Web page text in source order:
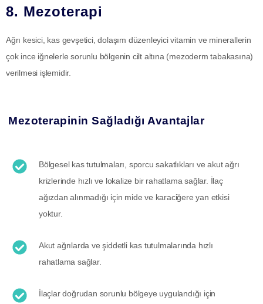
8. Mezoterapi
Ağrı kesici, kas gevşetici, dolaşım düzenleyici vitamin ve minerallerin
çok ince iğnelerle sorunlu bölgenin cilt altına (mezoderm tabakasına)
verilmesi işlemidir.
Mezoterapinin Sağladığı Avantajlar
Bölgesel kas tutulmaları, sporcu sakatlıkları ve akut ağrı
krizlerinde hızlı ve lokalize bir rahatlama sağlar. İlaç
ağızdan alınmadığı için mide ve karaciğere yan etkisi
yoktur.
Akut ağrılarda ve şiddetli kas tutulmalarında hızlı
rahatlama sağlar.
İlaçlar doğrudan sorunlu bölgeye uygulandığı için